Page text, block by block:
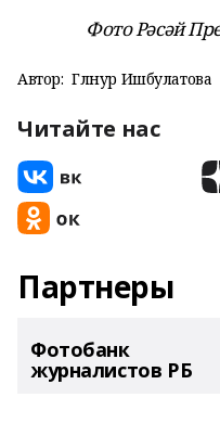
Фото Рәсәй
Автор: Гөлнур Ишбулатова
Читайте нас
Партнеры
Фотобанк
журналистов РБ